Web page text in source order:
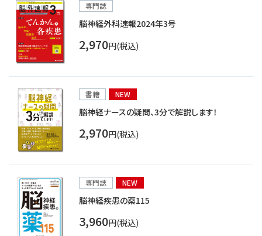
専門誌
脳神経外科速報2024年3号
2,970円(税込)
書籍 NEW
脳神経ナースの疑問、3分で解説します！
2,970円(税込)
専門誌 NEW
脳神経疾患の薬115
3,960円(税込)